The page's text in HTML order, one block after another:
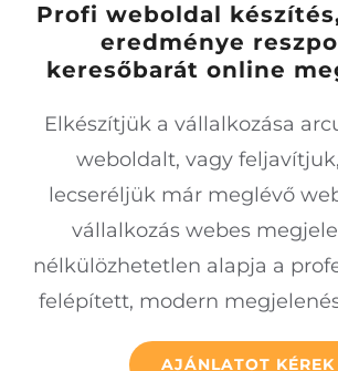
Profi weboldal
eredménye
keresőbarát online
Elkészítjük a vállalkozása
weboldalt, vagy
lecseréljük már meglévő
vállalkozás webes
nélkülözhetetlen alapja a
felépített, modern
AJÁNLATOT KÉREK